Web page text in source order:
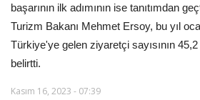
KVKK Aydınlatma Metni
Haberler
Görüntülü
başarının ilk adımının ise tanıtımdan
Turizm Bakanı Mehmet Ersoy, bu yıl
Türkiye'ye gelen ziyaretçi sayısının
belirtti.
Kasım 16, 2023 - 07:39